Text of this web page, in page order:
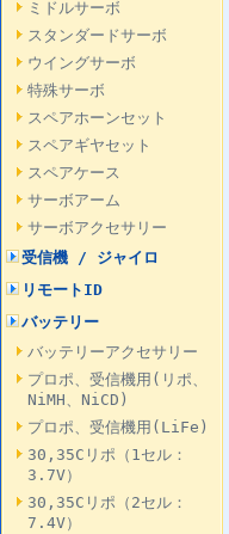
ミドルサーボ
スタンダードサーボ
ウイングサーボ
特殊サーボ
スペアホーンセット
スペアギヤセット
スペアケース
サーボアーム
サーボアクセサリー
受信機 / ジャイロ
リモートID
バッテリー
バッテリーアクセサリー
プロポ、受信機用(リポ、
NiMH、NiCD)
プロポ、受信機用(LiFe)
30,35Cリポ（1セル：
3.7V）
30,35Cリポ（2セル：
7.4V）